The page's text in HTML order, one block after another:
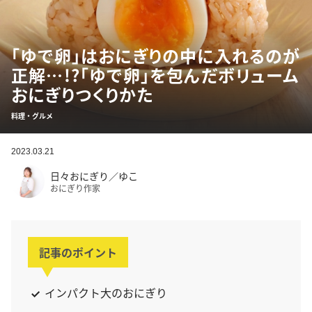
「ゆで卵」はおにぎりの中に入れるのが
正解…!?「ゆで卵」を包んだボリューム
おにぎりつくりかた
料理・グルメ
2023.03.21
日々おにぎり／ゆこ
おにぎり作家
記事のポイント
インパクト大のおにぎり